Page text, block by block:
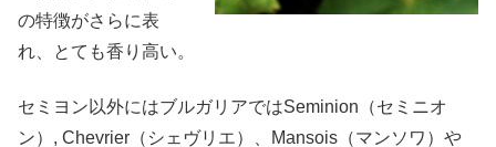
の特徴がさらに表
れ、とても香り高い。
セミヨン以外にはブルガリアではSeminion（セミニオ
ン）, Chevrier（シェヴリエ）、Mansois（マンソワ）や